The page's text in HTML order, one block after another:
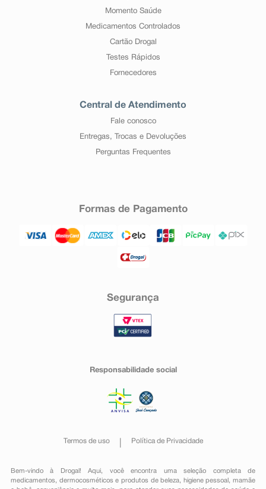
Momento Saúde
Medicamentos Controlados
Cartão Drogal
Testes Rápidos
Fornecedores
Central de Atendimento
Fale conosco
Entregas, Trocas e Devoluções
Perguntas Frequentes
Formas de Pagamento
Segurança
Responsabilidade social
Termos de uso Política de Privacidade
Bem-vindo à Drogal! Aqui, você encontra uma seleção completa de
medicamentos , dermocosméticos e produtos de beleza, higiene pessoal ,mamãe